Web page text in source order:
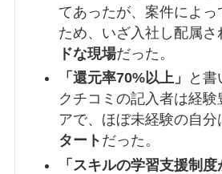
てあったが、案件によっ
ため、いざ入社し配属さ
ドな現場だった。
「還元率70%以上」
と書
クチコミの記入者は経験
アで、ほぼ未経験の自分
タート だった。
「スキルの学習支援制度